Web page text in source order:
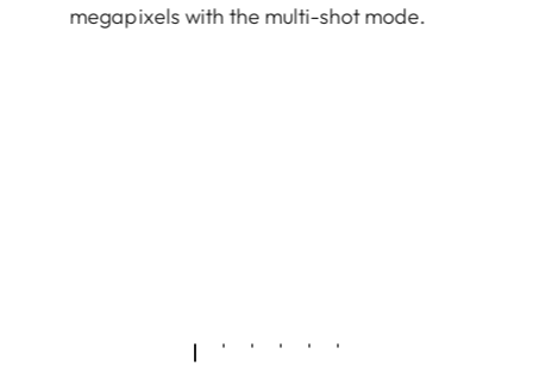
megapixels with the multi-shot mode.